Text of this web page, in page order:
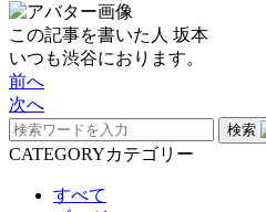
この記事を書いた人 坂本
いつも渋谷におります。
前へ
次へ
検索
CATEGORYカテゴリー
すべて